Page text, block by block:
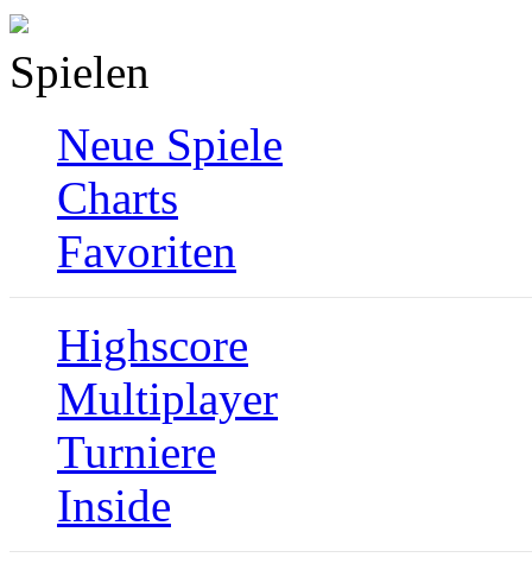
Spielen
Neue Spiele
Charts
Favoriten
Highscore
Multiplayer
Turniere
Inside